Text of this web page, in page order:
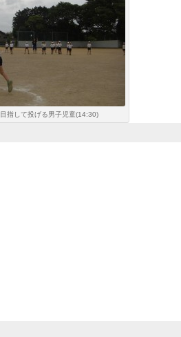
指して投げる男子児童(14:30)